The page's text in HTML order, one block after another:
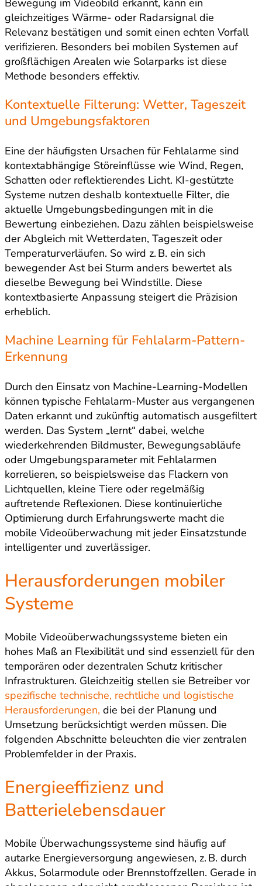
Bewegung im Videobild erkannt, kann ein
gleichzeitiges Wärme- oder Radarsignal die
Relevanz bestätigen und somit einen echten Vorfall
verifizieren. Besonders bei mobilen Systemen auf
großflächigen Arealen wie Solarparks ist diese
Methode besonders effektiv.
Kontextuelle Filterung: Wetter, Tageszeit
und Umgebungsfaktoren
Eine der häufigsten Ursachen für Fehlalarme sind
kontextabhängige Störeinflüsse wie Wind, Regen,
Schatten oder reflektierendes Licht. KI-gestützte
Systeme nutzen deshalb kontextuelle Filter, die
aktuelle Umgebungsbedingungen mit in die
Bewertung einbeziehen. Dazu zählen beispielsweise
der Abgleich mit Wetterdaten, Tageszeit oder
Temperaturverläufen. So wird z. B. ein sich
bewegender Ast bei Sturm anders bewertet als
dieselbe Bewegung bei Windstille. Diese
kontextbasierte Anpassung steigert die Präzision
erheblich.
Machine Learning für Fehlalarm-Pattern-
Erkennung
Durch den Einsatz von Machine-Learning-Modellen
können typische Fehlalarm-Muster aus vergangenen
Daten erkannt und zukünftig automatisch ausgefiltert
werden. Das System „lernt“ dabei, welche
wiederkehrenden Bildmuster, Bewegungsabläufe
oder Umgebungsparameter mit Fehlalarmen
korrelieren, so beispielsweise das Flackern von
Lichtquellen, kleine Tiere oder regelmäßig
auftretende Reflexionen. Diese kontinuierliche
Optimierung durch Erfahrungswerte macht die
mobile Videoüberwachung mit jeder Einsatzstunde
intelligenter und zuverlässiger.
Herausforderungen mobiler
Systeme
Mobile Videoüberwachungssysteme bieten ein
hohes Maß an Flexibilität und sind essenziell für den
temporären oder dezentralen Schutz kritischer
Infrastrukturen. Gleichzeitig stellen sie Betreiber vor
spezifische technische, rechtliche und logistische
Herausforderungen, die bei der Planung und
Umsetzung berücksichtigt werden müssen. Die
folgenden Abschnitte beleuchten die vier zentralen
Problemfelder in der Praxis.
Energieeffizienz und
Batterielebensdauer
Mobile Überwachungssysteme sind häufig auf
autarke Energieversorgung angewiesen, z. B. durch
Akkus, Solarmodule oder Brennstoffzellen. Gerade in